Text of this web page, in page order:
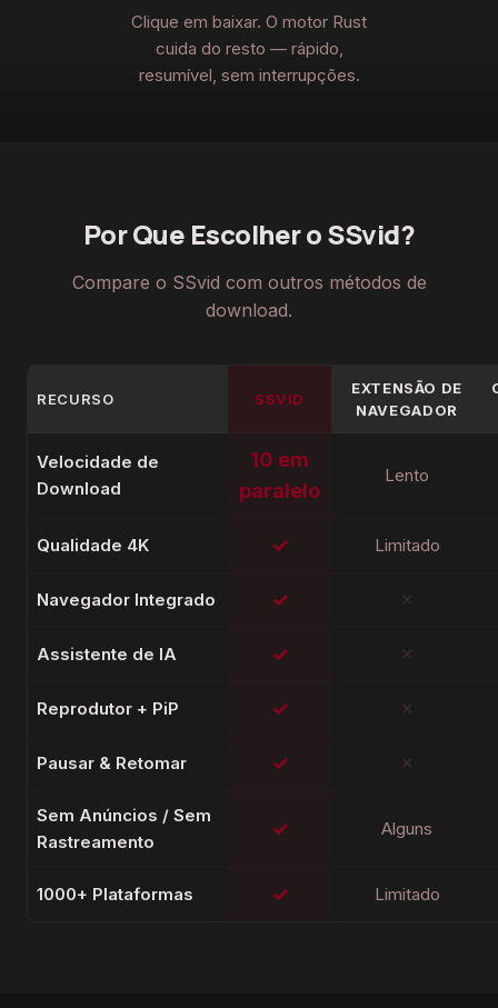
Clique em baixar. O motor Rust
cuida do resto — rápido,
resumível, sem interrupções.
Por Que Escolher o SSvid?
Compare o SSvid com outros métodos de
download.
RECURSO SSVID
EXTENSÃO DE
NAVEGADOR
Velocidade de
Download
10 em
paralelo
Lento
Qualidade 4K ✓ Limitado
Navegador Integrado ✓ ✕
Assistente de IA ✓ ✕
Reprodutor + PiP ✓ ✕
Pausar & Retomar ✓ ✕
Sem Anúncios / Sem
Rastreamento
✓ Alguns
1000+ Plataformas ✓ Limitado